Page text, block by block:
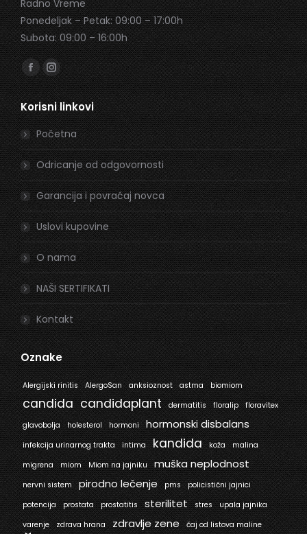
Radno Vreme
Ponedeljak – Petak: 09:00 – 17:00h
Subota: 09:00 – 16:00h
Find us on:
Facebook
page
opens
in
new
window
Instagram
page
opens
in
new
window
Korisni linkovi
Početna
Odricanje od odgovornosti
Garancija i povraćaj novca
Uslovi kupovine
O nama
NAŠI SERTIFIKATI
Kontakt
Oznake
Alergijski rinitis AlergoSan anksioznost astma biomiom
candida candidaplant dermatitis floralip
floravitex
glavobolja
holesterol hormoni hormonski disbalans
infekcija urinarnog trakta intima kandida koža
malina
migrena
miom Miom na jajniku muška neplodnost
nervni sistem pirodno lečenje pms
policistični jajnici
potencija
prostata prostatitis sterilitet stres
upala jajnika
varenje
zdrava hrana zdravlje zene čaj od listova maline